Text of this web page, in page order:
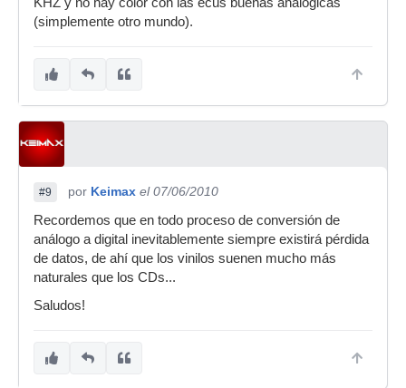
(simplemente otro mundo).
#9 por Keimax el 07/06/2010
Recordemos que en todo proceso de conversión de
análogo a digital inevitablemente siempre existirá pérdida
de datos, de ahí que los vinilos suenen mucho más
naturales que los CDs...
Saludos!